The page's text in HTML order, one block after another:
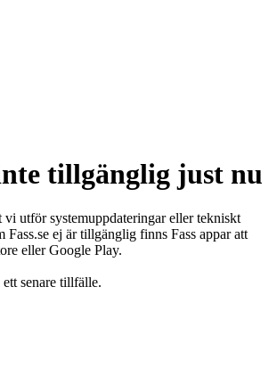
tillgänglig just nu
vi utför systemuppdateringar eller tekniskt
Fass.se ej är tillgänglig finns Fass appar att
eller Google Play.
senare tillfälle.